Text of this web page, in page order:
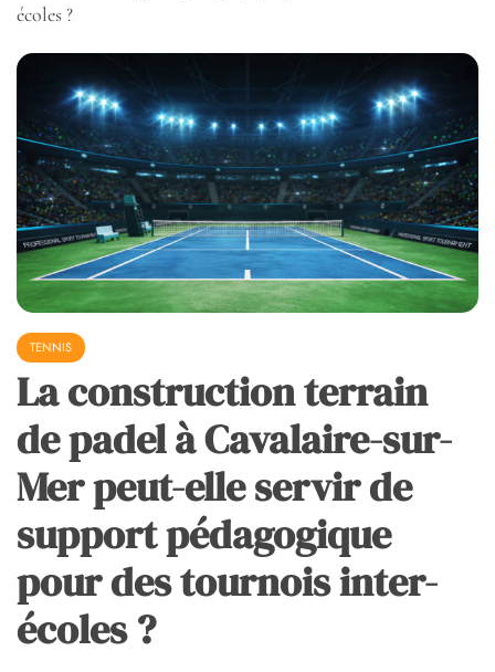
écoles ?
TENNIS
La construction terrain
de padel à Cavalaire-sur-
Mer peut-elle servir de
support pédagogique
pour des tournois inter-
écoles ?